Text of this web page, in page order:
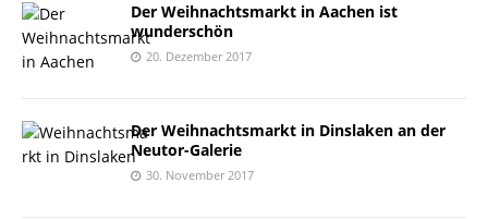
Der Weihnachtsmarkt in Aachen ist
wunderschön
20. Dezember 2017
Der Weihnachtsmarkt in Dinslaken an der
Neutor-Galerie
30. November 2017